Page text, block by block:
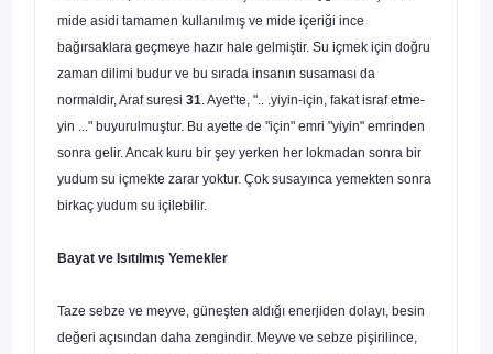
mide asidi tamamen kullanılmış ve mide içeriği ince
bağırsaklara geçmeye hazır hale gelmiştir. Su içmek için doğru
zaman dilimi budur ve bu sırada insanın su­saması da
normaldir, Araf suresi 31. Ayet'te, ".. .yiyin-için, fakat israf etme­
yin ..." buyurulmuştur. Bu ayette de "için" emri "yiyin" emrinden
sonra ge­lir. Ancak kuru bir şey yerken her lokmadan sonra bir
yudum su içmekte zarar yoktur. Çok susayınca yemekten sonra
birkaç yudum su içilebilir.
Bayat ve Isıtılmış Yemekler
Taze sebze ve meyve, güneşten aldığı enerjiden dolayı, besin
değeri açısından daha zengindir. Meyve ve sebze pişirilince,